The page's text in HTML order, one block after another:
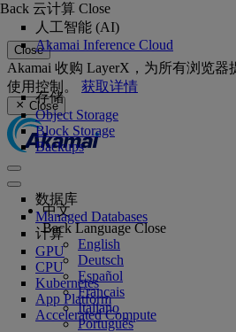
Close
Akamai 收购 LayerX，为所有浏览
使用控制。 获取详情
Close
中文
Back Language Close
English
Deutsch
Español
Français
Italiano
Português
Back 云计算 Close
人工智能 (AI)
Akamai Inference Cloud
存储
Object Storage
Block Storage
Backups
数据库
Managed Databases
计算
GPU
CPU
Kubernetes
App Platform
Accelerated Compute